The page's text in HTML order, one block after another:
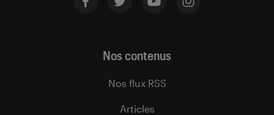
Nos contenus
Nos flux RSS
Articles